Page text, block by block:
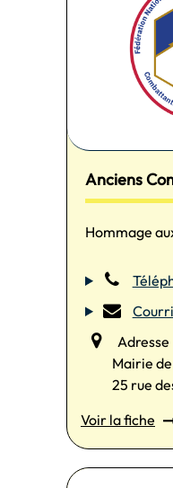
Anciens
Hommage
Adresse
Mairie
25 rue
Voir la fiche